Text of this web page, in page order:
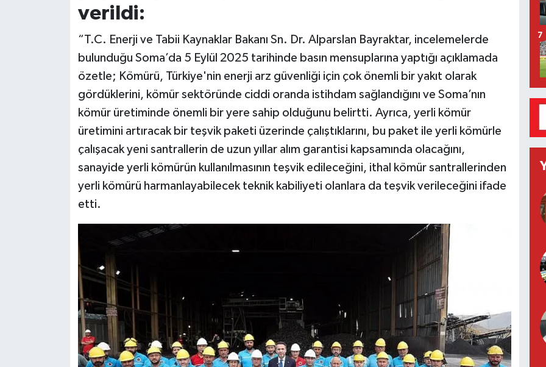
verildi:
“T.C. Enerji ve Tabii Kaynaklar Bakanı Sn. Dr. Alparslan Bayraktar, incelemelerde
bulunduğu Soma’da 5 Eylül 2025 tarihinde basın mensuplarına yaptığı açıklamada
özetle; Kömürü, Türkiye'nin enerji arz güvenliği için çok önemli bir yakıt olarak
gördüklerini, kömür sektöründe ciddi oranda istihdam sağlandığını ve Soma’nın
kömür üretiminde önemli bir yere sahip olduğunu belirtti. Ayrıca, yerli kömür
üretimini artıracak bir teşvik paketi üzerinde çalıştıklarını, bu paket ile yerli kömürle
çalışacak yeni santrallerin de uzun yıllar alım garantisi kapsamında olacağını,
sanayide yerli kömürün kullanılmasının teşvik edileceğini, ithal kömür santrallerinden
yerli kömürü harmanlayabilecek teknik kabiliyeti olanlara da teşvik verileceğini ifade
etti.
7